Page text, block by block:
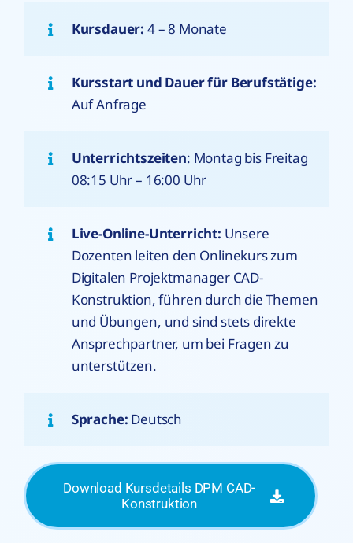
Kursdauer: 4 – 8 Monate
Kursstart und Dauer für Berufstätige:
Auf Anfrage
Unterrichtszeiten: Montag bis Freitag
08:15 Uhr – 16:00 Uhr
Live-Online-Unterricht: Unsere
Dozenten leiten den Onlinekurs zum
Digitalen Projektmanager CAD-
Konstruktion, führen durch die Themen
und Übungen, und sind stets direkte
Ansprechpartner, um bei Fragen zu
unterstützen.
Sprache: Deutsch
Download Kursdetails DPM CAD-
Konstruktion